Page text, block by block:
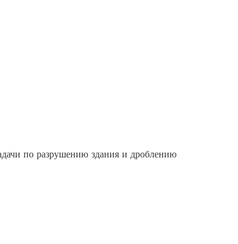
по разрушению здания и дроблению